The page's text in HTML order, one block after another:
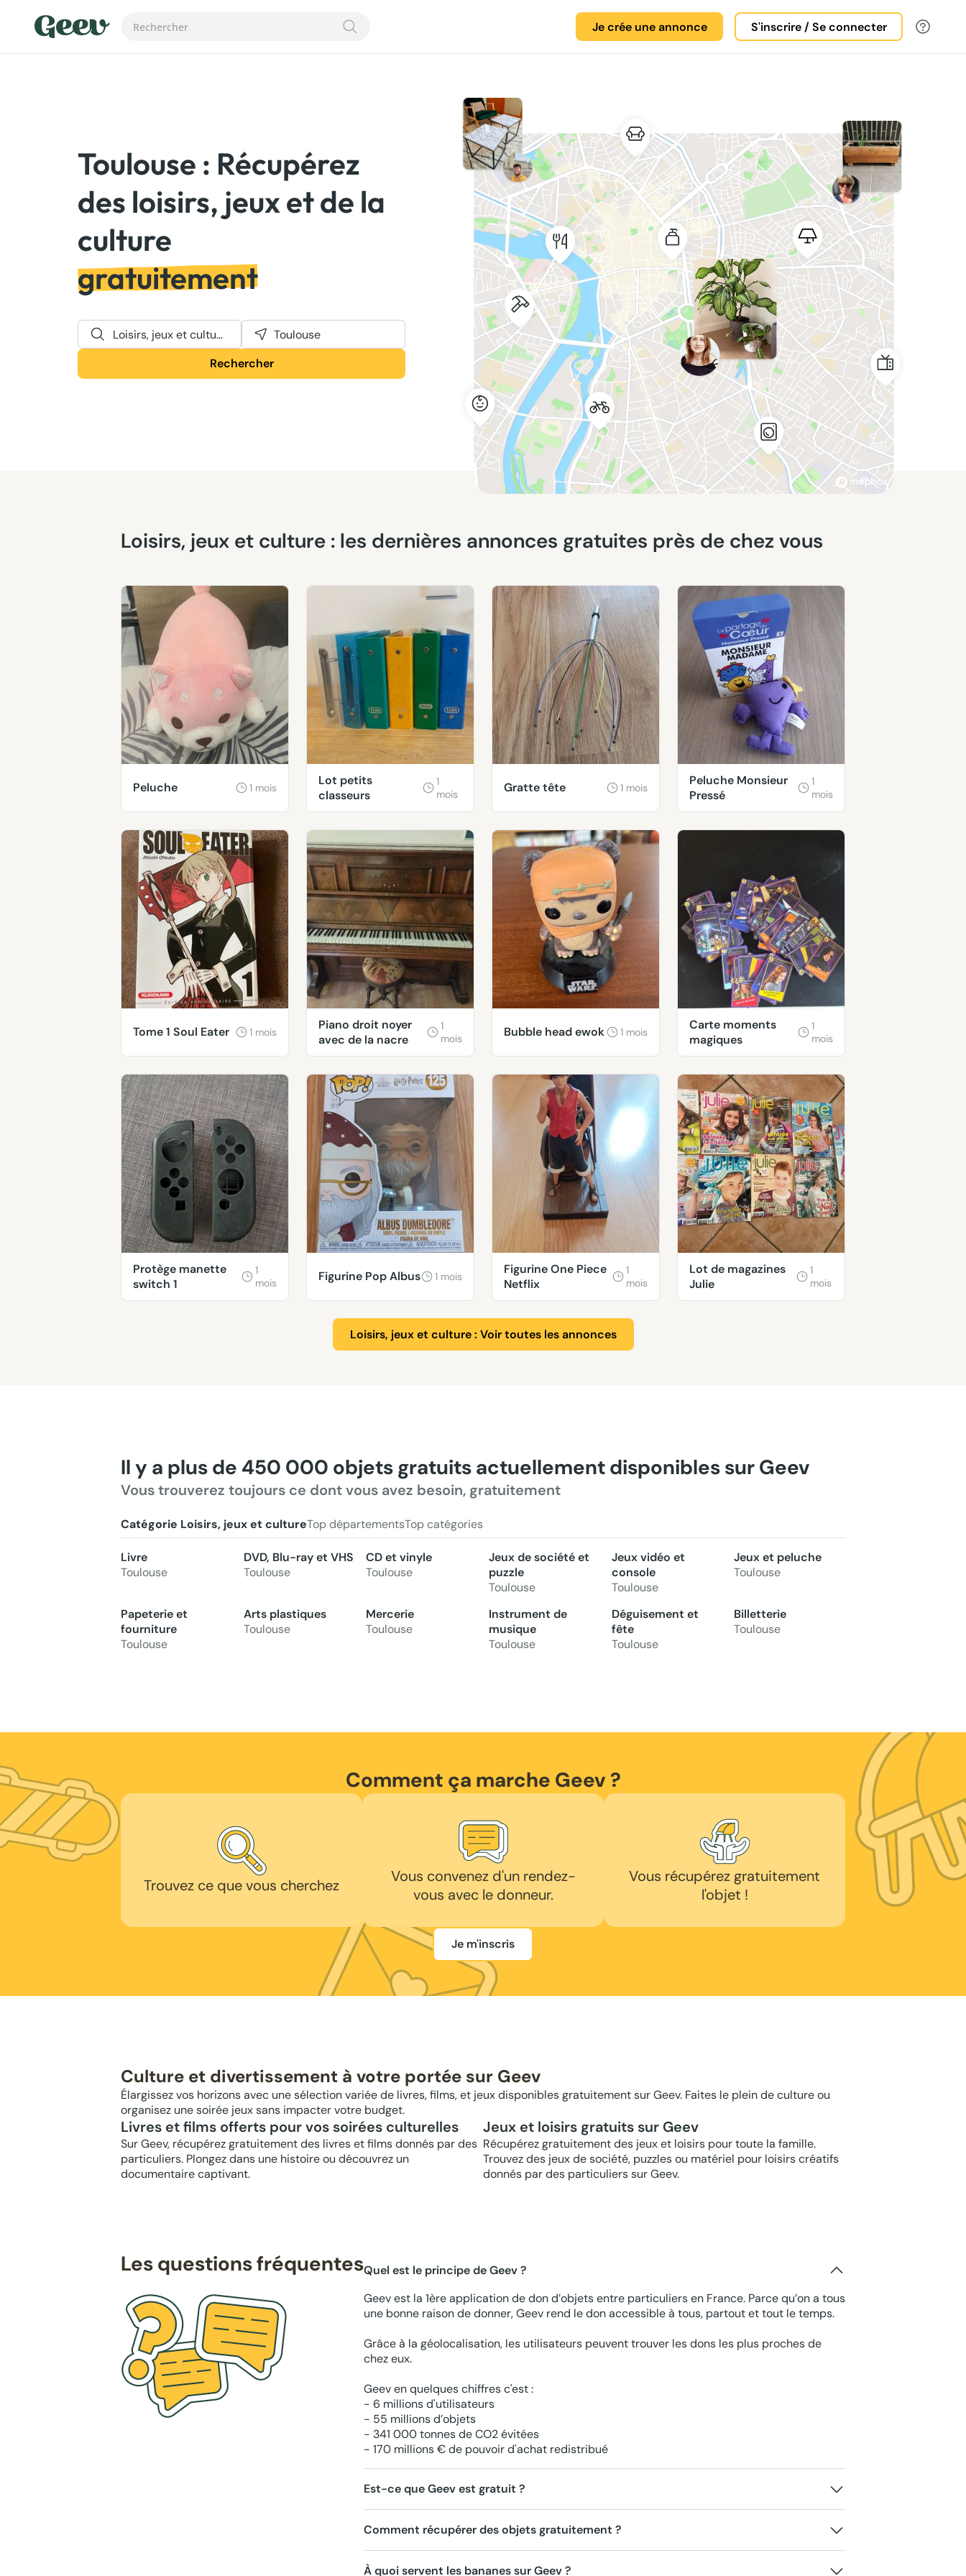
Je crée une annonce S'inscrire / Se connecter
Toulouse : Récupérez
des loisirs, jeux et de la
gratuitement
Loisirs, jeux et culture
Toulouse
Rechercher
Loisirs, jeux et culture : les dernières annonces gratuites près de chez vous
Peluche 1 mois
Lot petits
classeurs
1
mois
Gratte tête 1 mois
Peluche Monsieur
Pressé
1
mois
Tome 1 Soul Eater 1 mois
Piano droit noyer
avec de la nacre
1
mois
Bubble head ewok 1 mois
Carte moments
magiques
1
mois
Protège manette
switch 1
1
mois
Figurine Pop Albus 1 mois
Figurine One Piece
Netflix
1
mois
Lot de magazines
Julie
1
mois
Loisirs, jeux et culture : Voir toutes les annonces
Il y a plus de 450 000 objets gratuits actuellement disponibles sur Geev
Vous trouverez toujours ce dont vous avez besoin, gratuitement
Catégorie Loisirs, jeux et cultureTop départementsTop catégories
Livre
Toulouse
DVD, Blu-ray et VHS
Toulouse
CD et vinyle
Toulouse
Jeux de société et
puzzle
Toulouse
Jeux vidéo et
console
Toulouse
Jeux et peluche
Toulouse
Papeterie et
fourniture
Toulouse
Arts plastiques
Toulouse
Mercerie
Toulouse
Instrument de
musique
Toulouse
Déguisement et
fête
Toulouse
Billetterie
Toulouse
Comment ça marche Geev ?
Trouvez ce que vous cherchez
Vous convenez d'un rendez-
vous avec le donneur.
Vous récupérez gratuitement
l'objet !
Je m'inscris
Culture et divertissement à votre portée sur Geev
Élargissez vos horizons avec une sélection variée de livres, films, et jeux disponibles gratuitement sur Geev. Faites le plein de culture ou
organisez une soirée jeux sans impacter votre budget.
Livres et films offerts pour vos soirées culturelles
Sur Geev, récupérez gratuitement des livres et films donnés par des
particuliers. Plongez dans une histoire ou découvrez un
documentaire captivant.
Jeux et loisirs gratuits sur Geev
Récupérez gratuitement des jeux et loisirs pour toute la famille.
Trouvez des jeux de société, puzzles ou matériel pour loisirs créatifs
donnés par des particuliers sur Geev.
Les questions fréquentesQuel est le principe de Geev ?
Geev est la 1ère application de don d’objets entre particuliers en France. Parce qu’on a tous
une bonne raison de donner, Geev rend le don accessible à tous, partout et tout le temps.
Grâce à la géolocalisation, les utilisateurs peuvent trouver les dons les plus proches de
chez eux.
Geev en quelques chiffres c'est :
- 6 millions d'utilisateurs
- 55 millions d’objets
- 341 000 tonnes de CO2 évitées
- 170 millions € de pouvoir d'achat redistribué
Est-ce que Geev est gratuit ?
Comment récupérer des objets gratuitement ?
À quoi servent les bananes sur Geev ?